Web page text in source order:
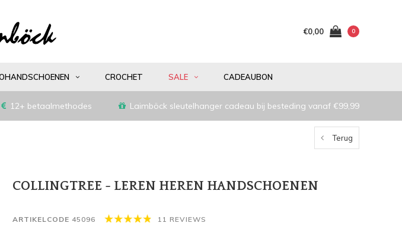
€0,00 0
CROCHET SALE CADEAUBON
12+ betaalmethodes Laimböck sleutelhanger cadeau bij besteding vanaf €99,99
Terug
COLLINGTREE - LEREN HEREN HANDSCHOENEN
ARTIKELCODE 45096 11 REVIEWS